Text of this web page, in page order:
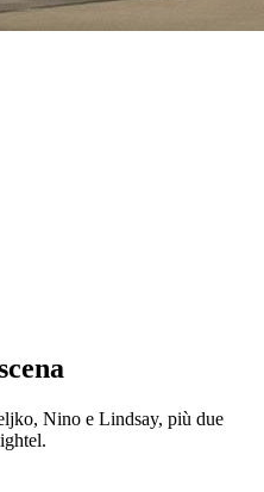
Nino e Lindsay, più due